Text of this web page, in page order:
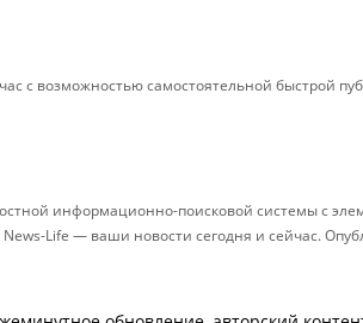
с возможностью самостоятельной быстрой
информационно-поисковой системы с
Life — ваши новости сегодня и сейчас.